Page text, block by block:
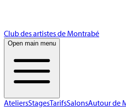
Club des artistes de Montrabé
Open main menu
AteliersStagesTarifsSalonsAutour de